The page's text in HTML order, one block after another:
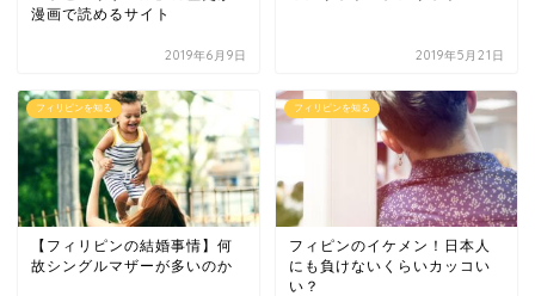
漫画で読めるサイト
2019年6月9日 2019年5月21日
フィリピンを知る
【フィリピンの結婚事情】何
故シングルマザーが多いのか
フィリピンを知る
フィピンのイケメン！日本人
にも負けないくらいカッコい
い？